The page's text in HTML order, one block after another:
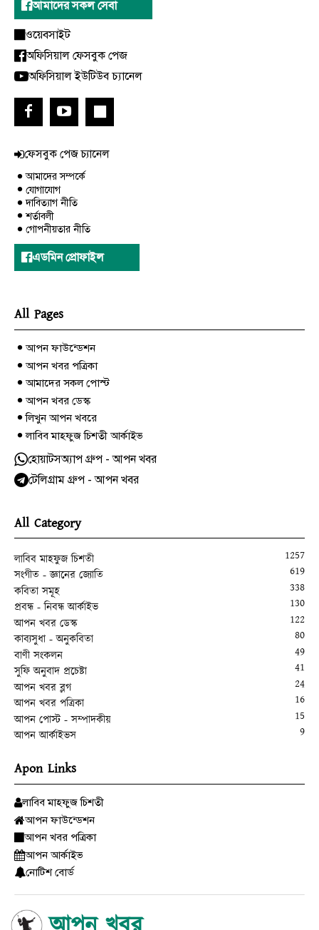
আমাদের সকল সেবা
ওয়েবসাইট
অফিসিয়াল ফেসবুক পেজ
অফিসিয়াল ইউটিউব চ্যানেল
ফেসবুক পেজ চ্যানেল
আমাদের সম্পর্কে
যোগাযোগ
দাবিত্যাগ নীতি
শর্তাবলী
গোপনীয়তার নীতি
এডমিন প্রোফাইল
All Pages
আপন ফাউন্ডেশন
আপন খবর পত্রিকা
আমাদের সকল পোস্ট
আপন খবর ডেস্ক
লিখুন আপন খবরে
লাবিব মাহফুজ চিশতী আর্কাইভ
হোয়াটসঅ্যাপ গ্রুপ - আপন খবর
টেলিগ্রাম গ্রুপ - আপন খবর
All Category
লাবিব মাহফুজ চিশতী
1257
সংগীত - জ্ঞানের জ্যোতি
619
কবিতা সমূহ
338
প্রবন্ধ - নিবন্ধ আর্কাইভ
130
আপন খবর ডেস্ক
122
কাব্যসুধা - অনুকবিতা
80
বাণী সংকলন
49
সুফি অনুবাদ প্রচেষ্টা
41
আপন খবর ব্লগ
24
আপন খবর পত্রিকা
16
আপন পোস্ট - সম্পাদকীয়
15
আপন আর্কাইভস
9
Apon Links
লাবিব মাহফুজ চিশতী
আপন ফাউন্ডেশন
আপন খবর পত্রিকা
আপন আর্কাইভ
নোটিশ বোর্ড